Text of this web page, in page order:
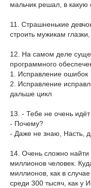
мальчик решал, в какую
11. Страшненькие
строить мужикам
12. На самом деле
программного
1. Исправление ошибок
2. Исправление
дальше цикл
13. - Тебе не очень идёт
- Почему?
- Даже не знаю, Насть,
14. Очень сложно найти
миллионов человек.
миллионов, как в
среди 300 тысяч, как у